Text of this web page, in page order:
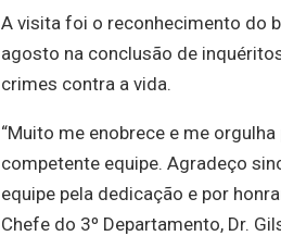
A visita foi o reconhecimento do
agosto na conclusão de
crimes contra a vida.
“Muito me enobrece e me
competente equipe. Agradeço
equipe pela dedicação e por
Chefe do 3º Departamento, Dr.